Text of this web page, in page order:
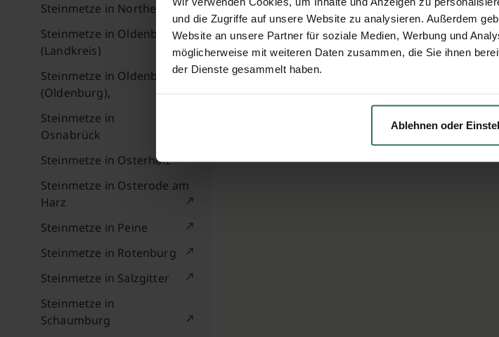
und die Zugriffe auf unsere Website zu analysieren. Außerdem
Website an unsere Partner für soziale Medien, Werbung und
möglicherweise mit weiteren Daten zusammen, die Sie ihnen
der Dienste gesammelt haben.
Ablehnen oder
Steinmetze in Northeim
Steinmetze in Oldenburg
(Landkreis)
Steinmetze in Oldenburg
(Oldenburg),
Steinmetze in
Osnabrück
Steinmetze in Osterholz
Steinmetze in Osterode am
Harz
Steinmetze in Peine
Steinmetze in Rotenburg
Steinmetze in Salzgitter
Steinmetze in
Schaumburg